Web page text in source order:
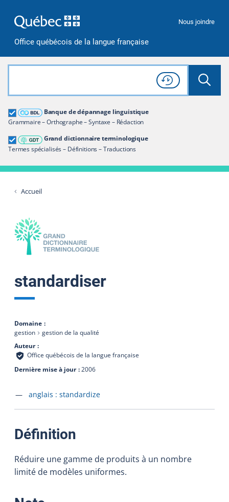
Office québécois de la langue française
Nous joindre
Rechercher dans tout le site
Lancer
Consulter l'
Historique
de recherche
Banque de dépannage linguistique
Grammaire – Orthographe – Syntaxe – Rédaction
Grand dictionnaire terminologique
Termes spécialisés – Définitions – Traductions
Grand dictionnaire terminologique
Restreindre aux termes
Accueil
standardiser
Domaine
gestion
gestion de la qualité
Auteur
Office québécois de la langue française
Dernière mise à jour 2006
Accéder à la fiche en
anglais : standardize
Définition
Réduire une gamme de produits à un nombre
limité de modèles uniformes.